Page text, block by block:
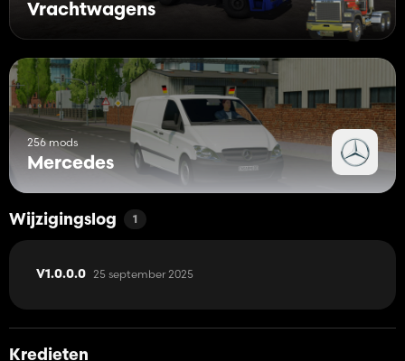
Vrachtwagens
256 mods
Mercedes
Wijzigingslog 1
V1.0.0.0 25 september 2025
Kredieten